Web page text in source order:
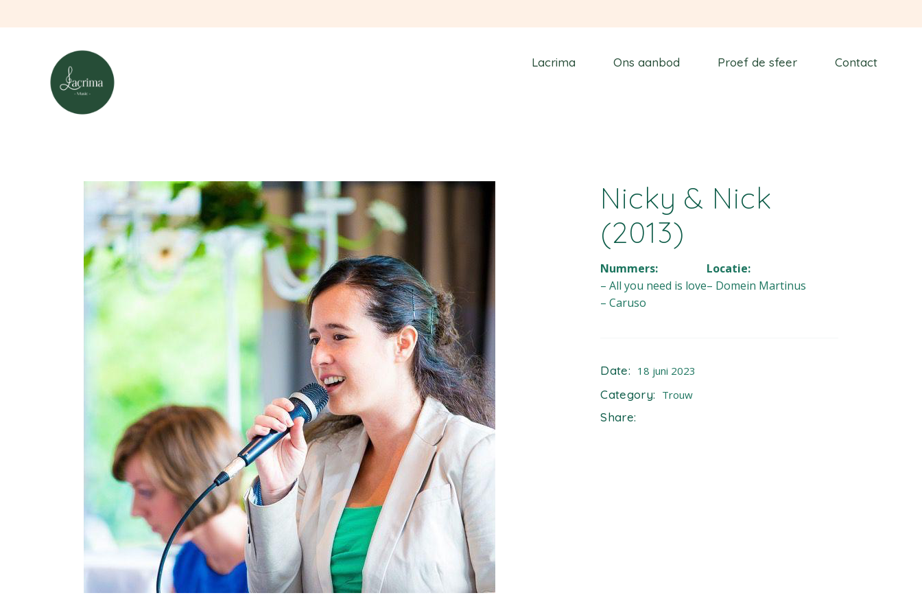
Lacrima Ons aanbod Proef de sfeer Contact
Nicky & Nick
(2013)
Nummers:
– All you need is love
– Caruso
Locatie:
– Domein Martinus
Date: 18 juni 2023
Category: Trouw
Share: